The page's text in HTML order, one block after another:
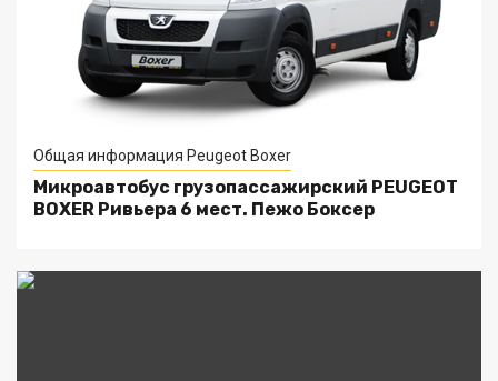
Общая информация Peugeot Boxer
Микроавтобус грузопассажирский PEUGEOT
BOXER Ривьера 6 мест. Пежо Боксер